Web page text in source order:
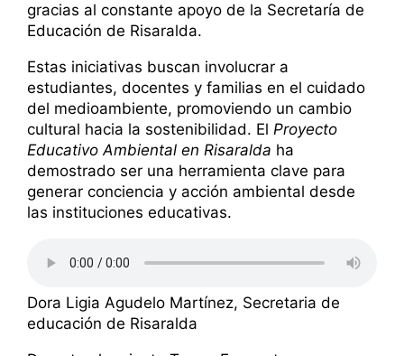
gracias al constante apoyo de la Secretaría de
Educación de Risaralda.
Estas iniciativas buscan involucrar a
estudiantes, docentes y familias en el cuidado
del medioambiente, promoviendo un cambio
cultural hacia la sostenibilidad. ElProyecto
Educativo Ambiental en Risaralda ha
demostrado ser una herramienta clave para
generar conciencia y acción ambiental desde
las instituciones educativas.
Dora Ligia Agudelo Martínez, Secretaria de
educación de Risaralda